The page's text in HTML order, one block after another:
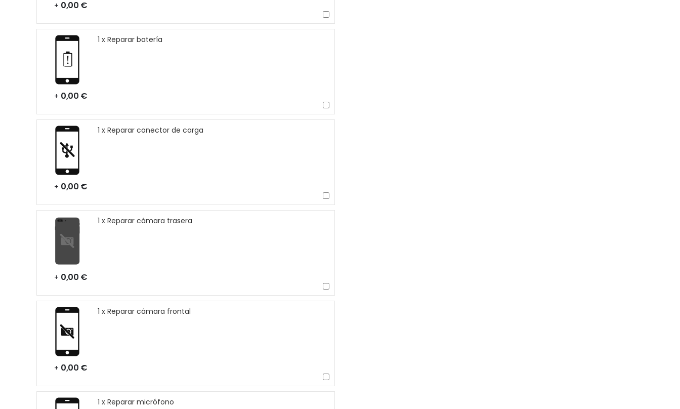
+ 0,00 €
1 x Reparar batería
+ 0,00 €
1 x Reparar conector de carga
+ 0,00 €
1 x Reparar cámara trasera
+ 0,00 €
1 x Reparar cámara frontal
+ 0,00 €
1 x Reparar micrófono